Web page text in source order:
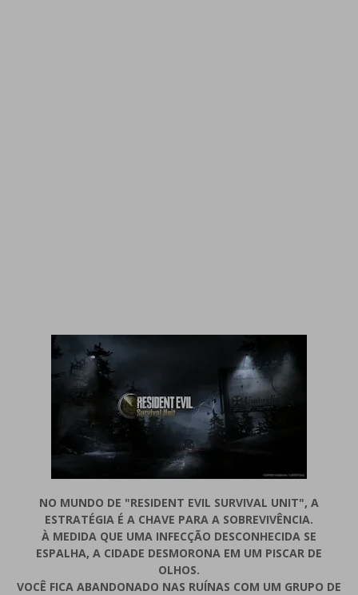
NO MUNDO DE "RESIDENT EVIL SURVIVAL UNIT", A
ESTRATÉGIA É A CHAVE PARA A SOBREVIVÊNCIA.
À MEDIDA QUE UMA INFECÇÃO DESCONHECIDA SE
ESPALHA, A CIDADE DESMORONA EM UM PISCAR DE
OLHOS.
VOCÊ FICA ABANDONADO NAS RUÍNAS COM UM GRUPO DE